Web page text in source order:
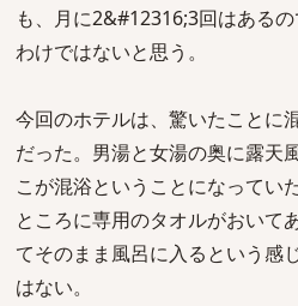
も、月に2&#12316;3回はある
わけではないと思う。
今回のホテルは、驚いたことに
だった。男湯と女湯の奥に露天
こが混浴ということになってい
ところに専用のタオルがおいて
てそのまま風呂に入るという感
はない。